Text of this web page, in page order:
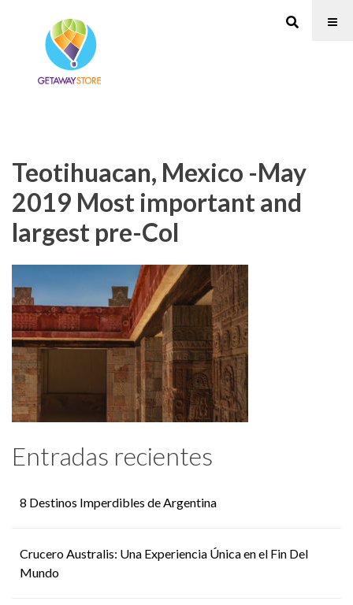
Teotihuacan, Mexico -May
2019 Most important and
largest pre-Col
Entradas recientes
8 Destinos Imperdibles de Argentina
Crucero Australis: Una Experiencia Única en el Fin Del
Mundo